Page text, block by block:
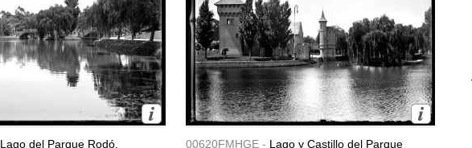
Lago del Parque Rodó. 00620FMHGE - Lago y Castillo del Parque